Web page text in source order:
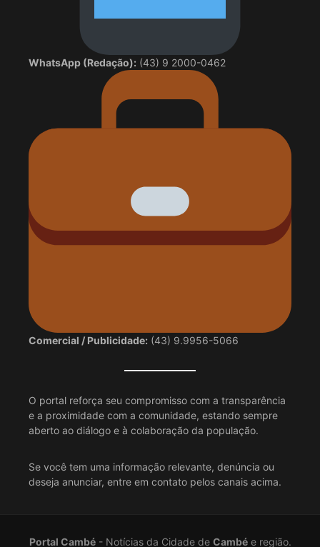
WhatsApp (Redação): (43) 9 2000-0462
Comercial / Publicidade: (43) 9.9956-5066
O portal reforça seu compromisso com a transparência
e a proximidade com a comunidade, estando sempre
aberto ao diálogo e à colaboração da população.
Se você tem uma informação relevante, denúncia ou
deseja anunciar, entre em contato pelos canais acima.
Portal Cambé- Notícias da Cidade de Cambée região.